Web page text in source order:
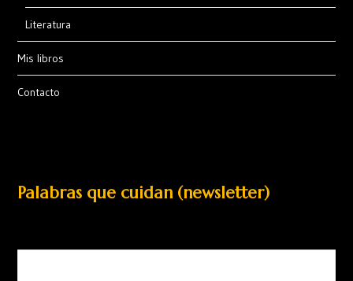
Literatura
Mis libros
Contacto
Palabras que cuidan (newsletter)